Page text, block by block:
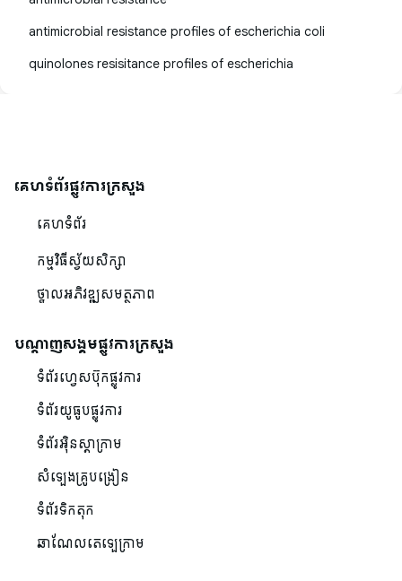
antimicrobial resistance profiles of escherichia coli
quinolones resisitance profiles of escherichia
គេហទំព័រផ្លូវការក្រសួង
គេហទំព័រ
កម្មវិធីស្វ័យសិក្សា
ថ្នាលអភិវឌ្ឍសមត្ថភាព
បណ្ដាញសង្គមផ្លូវការក្រសួង
ទំព័រហ្វេសប៊ុកផ្លូវការ
ទំព័រយូធូបផ្លូវការ
ទំព័រអ៊ិនស្តាក្រាម
សំឡេងគ្រូបង្រៀន
ទំព័រទិកតុក
ឆាណែលតេឡេក្រាម